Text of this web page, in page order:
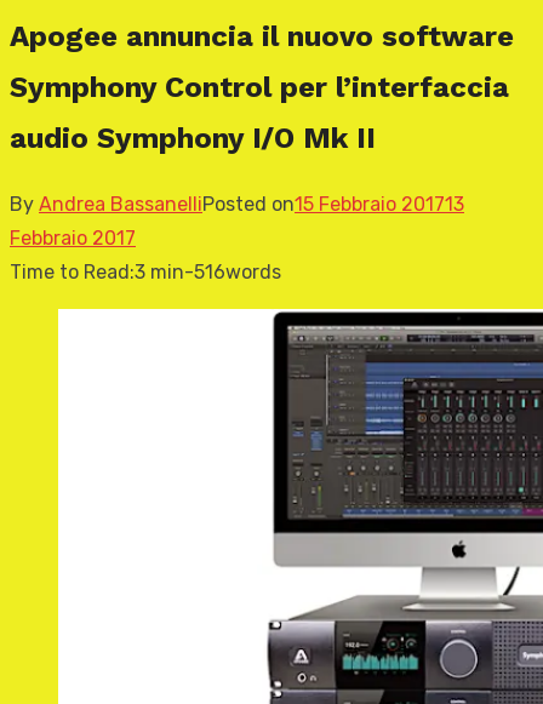
Apogee annuncia il nuovo software
Symphony Control per l’interfaccia
audio Symphony I/O Mk II
By Andrea BassanelliPosted on15 Febbraio 201713
Febbraio 2017
Time to Read:3 min-516words